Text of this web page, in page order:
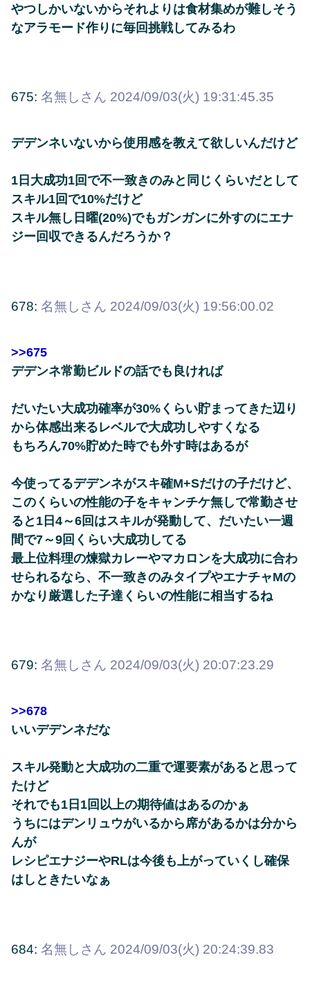
やつしかいないからそれよりは食材集めが難しそう
なアラモード作りに毎回挑戦してみるわ
675: 名無しさん 2024/09/03(火) 19:31:45.35
デデンネいないから使用感を教えて欲しいんだけど
1日大成功1回で不一致きのみと同じくらいだとして
スキル1回で10%だけど
スキル無し日曜(20%)でもガンガンに外すのにエナ
ジー回収できるんだろうか？
678: 名無しさん 2024/09/03(火) 19:56:00.02
>>675
デデンネ常勤ビルドの話でも良ければ
だいたい大成功確率が30%くらい貯まってきた辺り
から体感出来るレベルで大成功しやすくなる
もちろん70%貯めた時でも外す時はあるが
今使ってるデデンネがスキ確M+Sだけの子だけど、
このくらいの性能の子をキャンチケ無しで常勤させ
ると1日4～6回はスキルが発動して、だいたい一週
間で7～9回くらい大成功してる
最上位料理の煉獄カレーやマカロンを大成功に合わ
せられるなら、不一致きのみタイプやエナチャMの
かなり厳選した子達くらいの性能に相当するね
679: 名無しさん 2024/09/03(火) 20:07:23.29
>>678
いいデデンネだな
スキル発動と大成功の二重で運要素があると思って
たけど
それでも1日1回以上の期待値はあるのかぁ
うちにはデンリュウがいるから席があるかは分から
んが
レシピエナジーやRLは今後も上がっていくし確保
はしときたいなぁ
684: 名無しさん 2024/09/03(火) 20:24:39.83